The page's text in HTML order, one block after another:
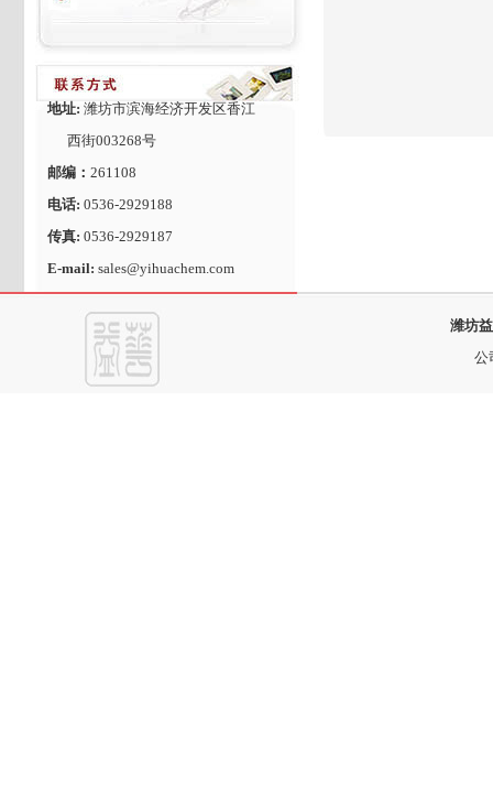
地址: 潍坊市滨海经济开发区香江
西街003268号
邮编： 261108
电话: 0536-2929188
传真: 0536-2929187
E-mail: sales@yihuachem.com
潍坊
公